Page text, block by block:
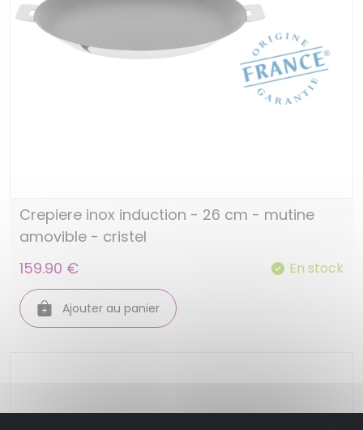
Crepiere inox induction - 26 cm - mutine
amovible - cristel
159.90 €
En stock
Ajouter au panier